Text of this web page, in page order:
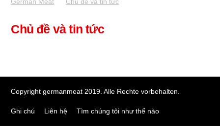
Chủ đề và tin tức
Copyright germanmeat 2019. Alle Rechte vorbehalten.
Ghi chú Liên hệ Tìm chúng tôi như thế nào